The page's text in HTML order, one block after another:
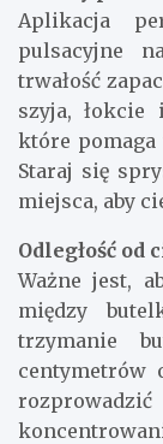
Aplikacja
pulsacyjne
trwałość
szyja, łokcie
które pomaga
Staraj się
miejsca, aby
Odległość od
Ważne jest,
między
trzymanie
centymetrów